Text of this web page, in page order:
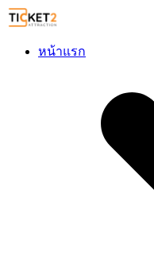
หน้าแรก